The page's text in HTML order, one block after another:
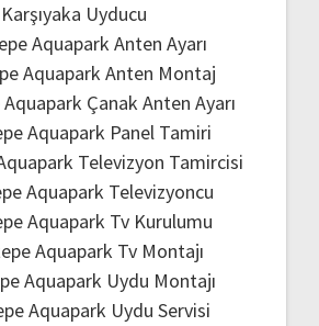
Karşıyaka Uyducu
Aquapark Anten Ayarı
Aquapark Anten Montaj
Çanak Anten Ayarı
Aquapark Panel Tamiri
Televizyon Tamircisi
Aquapark Televizyoncu
Aquapark Tv Kurulumu
Aquapark Tv Montajı
Aquapark Uydu Montajı
Aquapark Uydu Servisi